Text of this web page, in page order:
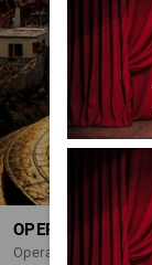
Opera Brasov